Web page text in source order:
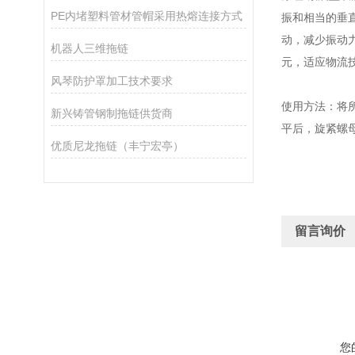
PE内堵塑料管材管帽采用热熔连接方式
机器人三维拖链
风琴防护罩加工技术要求
新兴铸管钢制拖链供货商
优质尼龙拖链（丰宁宏亭）
振和相当的垂
动，减少振动
元，适应物流
使用方法：将
平后，旋紧螺
留言询价
您